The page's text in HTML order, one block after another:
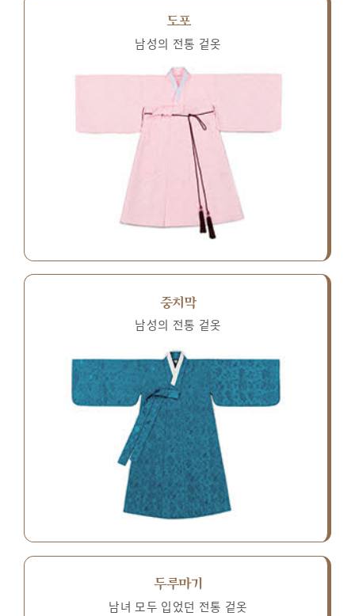
도포
남성의 전통 겉옷
중치막
남성의 전통 겉옷
두루마기
남녀 모두 입었던 전통 겉옷